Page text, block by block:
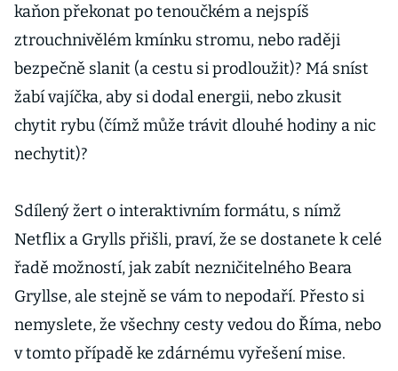
kaňon překonat po tenoučkém a nejspíš
ztrouchnivělém kmínku stromu, nebo raději
bezpečně slanit (a cestu si prodloužit)? Má sníst
žabí vajíčka, aby si dodal energii, nebo zkusit
chytit rybu (čímž může trávit dlouhé hodiny a nic
nechytit)?
Sdílený žert o interaktivním formátu, s nímž
Netflix a Grylls přišli, praví, že se dostanete k celé
řadě možností, jak zabít nezničitelného Beara
Gryllse, ale stejně se vám to nepodaří. Přesto si
nemyslete, že všechny cesty vedou do Říma, nebo
v tomto případě ke zdárnému vyřešení mise.